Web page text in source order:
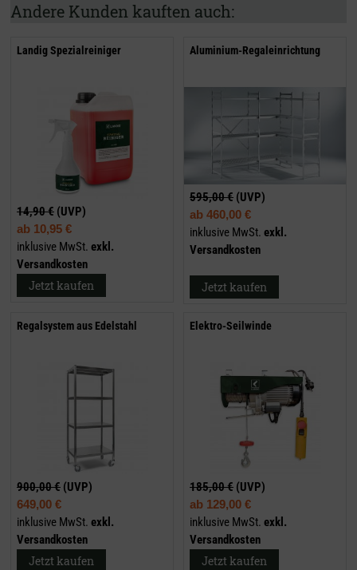
Andere Kunden kauften auch:
Landig Spezialreiniger
14,90 € (UVP)
ab 10,95 €
inklusive MwSt. exkl.
Versandkosten
Jetzt kaufen
Aluminium-Regaleinrichtung
595,00 € (UVP)
ab 460,00 €
inklusive MwSt. exkl.
Versandkosten
Jetzt kaufen
Regalsystem aus Edelstahl
900,00 € (UVP)
649,00 €
inklusive MwSt. exkl.
Versandkosten
Jetzt kaufen
Elektro-Seilwinde
185,00 € (UVP)
ab 129,00 €
inklusive MwSt. exkl.
Versandkosten
Jetzt kaufen